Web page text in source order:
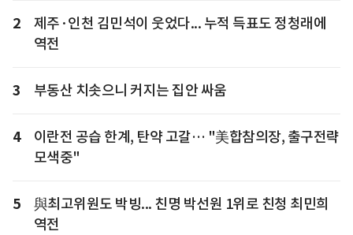
2
제주·인천 김민석이 웃었다... 누적 득표도 정청래에
역전
3 부동산 치솟으니 커지는 집안 싸움
4
이란전 공습 한계, 탄약 고갈… "美합참의장, 출구전략
모색중"
5
與최고위원도 박빙... 친명 박선원 1위로 친청 최민희
역전